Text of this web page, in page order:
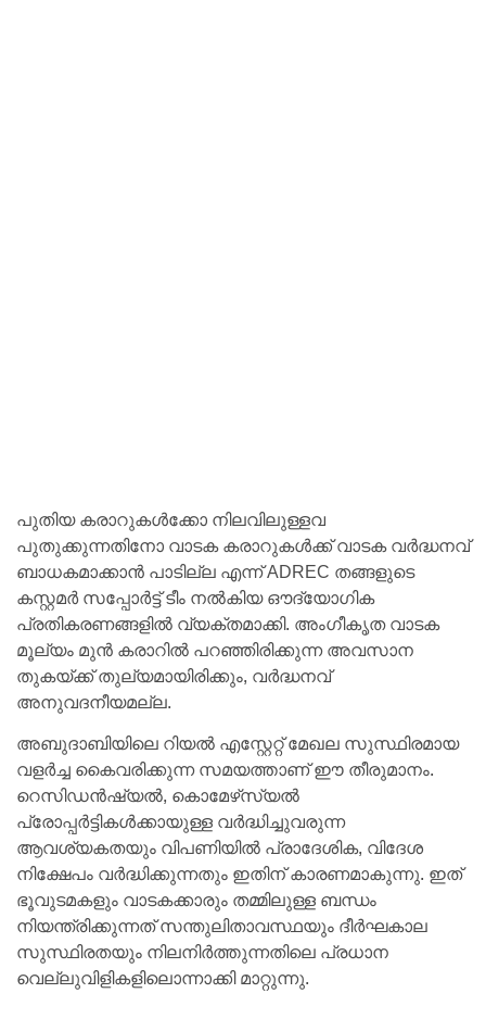
പുതിയ കരാറുകൾക്കോ ​​നിലവിലുള്ളവ
പുതുക്കുന്നതിനോ വാടക കരാറുകൾക്ക് വാടക വർദ്ധനവ്
ബാധകമാക്കാൻ പാടില്ല എന്ന് ADREC തങ്ങളുടെ
കസ്റ്റമർ സപ്പോർട്ട് ടീം നൽകിയ ഔദ്യോഗിക
പ്രതികരണങ്ങളിൽ വ്യക്തമാക്കി. അംഗീകൃത വാടക
മൂല്യം മുൻ കരാറിൽ പറഞ്ഞിരിക്കുന്ന അവസാന
തുകയ്ക്ക് തുല്യമായിരിക്കും, വർദ്ധനവ്
അനുവദനീയമല്ല.
അബുദാബിയിലെ റിയൽ എസ്റ്റേറ്റ് മേഖല സുസ്ഥിരമായ
വളർച്ച കൈവരിക്കുന്ന സമയത്താണ് ഈ തീരുമാനം.
റെസിഡൻഷ്യൽ, കൊമേഴ്‌സ്യൽ
പ്രോപ്പർട്ടികൾക്കായുള്ള വർദ്ധിച്ചുവരുന്ന
ആവശ്യകതയും വിപണിയിൽ പ്രാദേശിക, വിദേശ
നിക്ഷേപം വർദ്ധിക്കുന്നതും ഇതിന് കാരണമാകുന്നു. ഇത്
ഭൂവുടമകളും വാടകക്കാരും തമ്മിലുള്ള ബന്ധം
നിയന്ത്രിക്കുന്നത് സന്തുലിതാവസ്ഥയും ദീർഘകാല
സുസ്ഥിരതയും നിലനിർത്തുന്നതിലെ പ്രധാന
വെല്ലുവിളികളിലൊന്നാക്കി മാറ്റുന്നു.